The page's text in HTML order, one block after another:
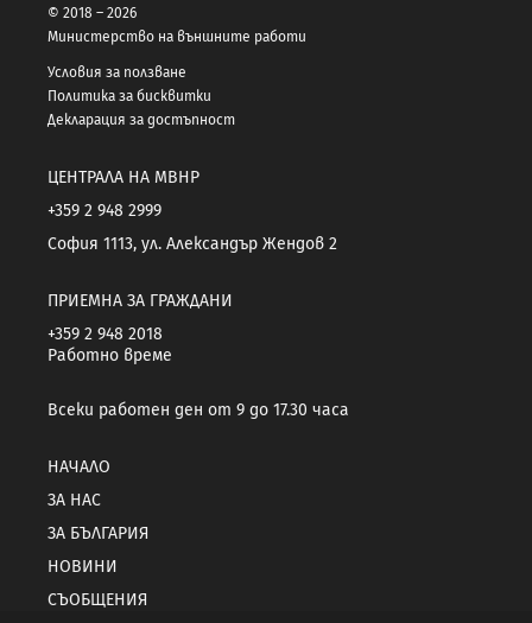
© 2018 – 2026
Министерство на външните работи
Условия за ползване
Политика за бисквитки
Декларация за достъпност
ЦЕНТРАЛА НА МВНР
+359 2 948 2999
София 1113, ул. Александър Жендов 2
ПРИЕМНА ЗА ГРАЖДАНИ
+359 2 948 2018
Работно време
Всеки работен ден от 9 до 17.30 часа
НАЧАЛО
ЗА НАС
ЗА БЪЛГАРИЯ
НОВИНИ
СЪОБЩЕНИЯ